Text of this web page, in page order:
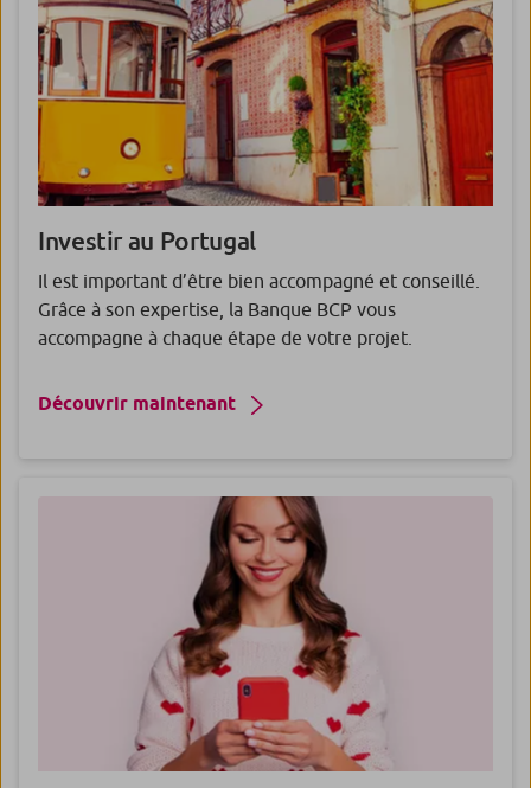
Investir au Portugal
Il est important d’être bien accompagné et conseillé.
Grâce à son expertise, la Banque BCP vous
accompagne à chaque étape de votre projet.
Découvrir maintenant